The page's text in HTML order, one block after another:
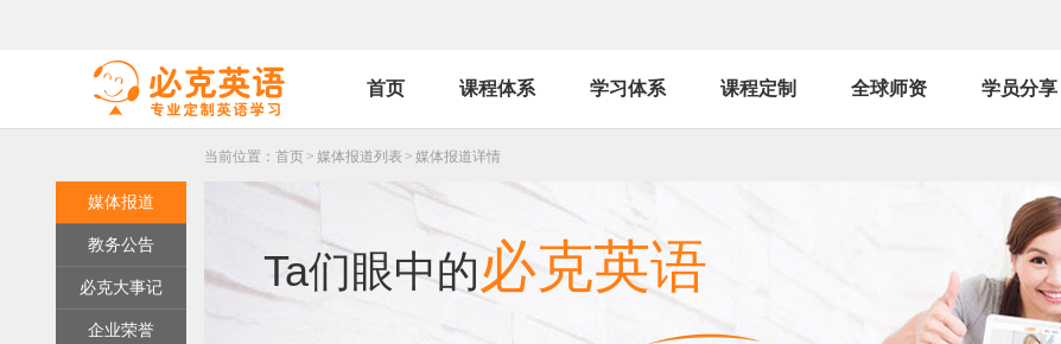
首页 课程体系 学习体系 课程定制 全球师资 学员分享
当前位置： 首页 > 媒体报道列表 > 媒体报道详情
媒体报道
教务公告
必克大事记
企业荣誉
Ta们眼中的必克英语